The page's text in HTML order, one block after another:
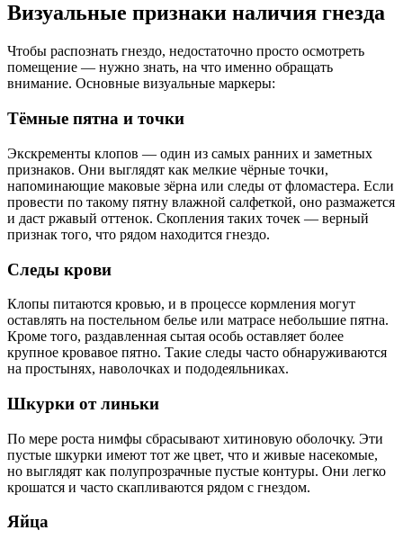
Визуальные признаки наличия гнезда
Чтобы распознать гнездо, недостаточно просто осмотреть
помещение — нужно знать, на что именно обращать
внимание. Основные визуальные маркеры:
Тёмные пятна и точки
Экскременты клопов — один из самых ранних и заметных
признаков. Они выглядят как мелкие чёрные точки,
напоминающие маковые зёрна или следы от фломастера. Если
провести по такому пятну влажной салфеткой, оно размажется
и даст ржавый оттенок. Скопления таких точек — верный
признак того, что рядом находится гнездо.
Следы крови
Клопы питаются кровью, и в процессе кормления могут
оставлять на постельном белье или матрасе небольшие пятна.
Кроме того, раздавленная сытая особь оставляет более
крупное кровавое пятно. Такие следы часто обнаруживаются
на простынях, наволочках и пододеяльниках.
Шкурки от линьки
По мере роста нимфы сбрасывают хитиновую оболочку. Эти
пустые шкурки имеют тот же цвет, что и живые насекомые,
но выглядят как полупрозрачные пустые контуры. Они легко
крошатся и часто скапливаются рядом с гнездом.
Яйца